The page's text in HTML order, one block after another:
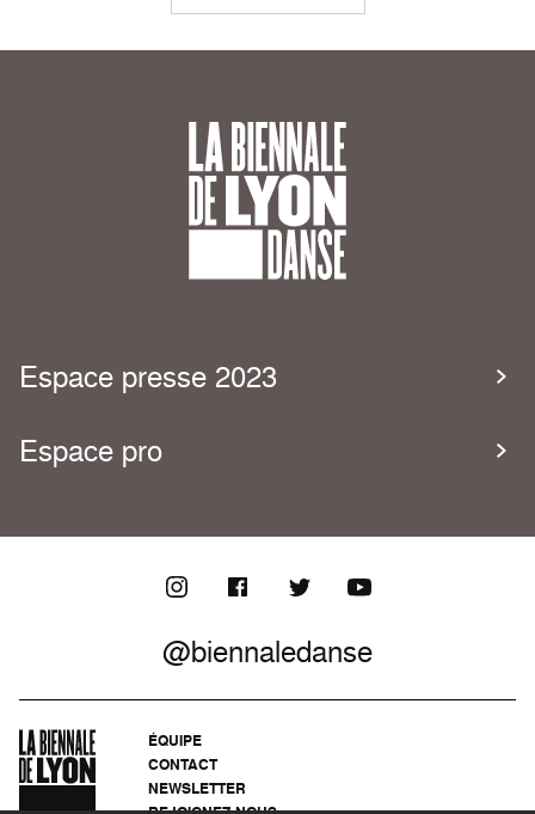
Espace presse 2023
Espace pro
@biennaledanse
ÉQUIPE
CONTACT
NEWSLETTER